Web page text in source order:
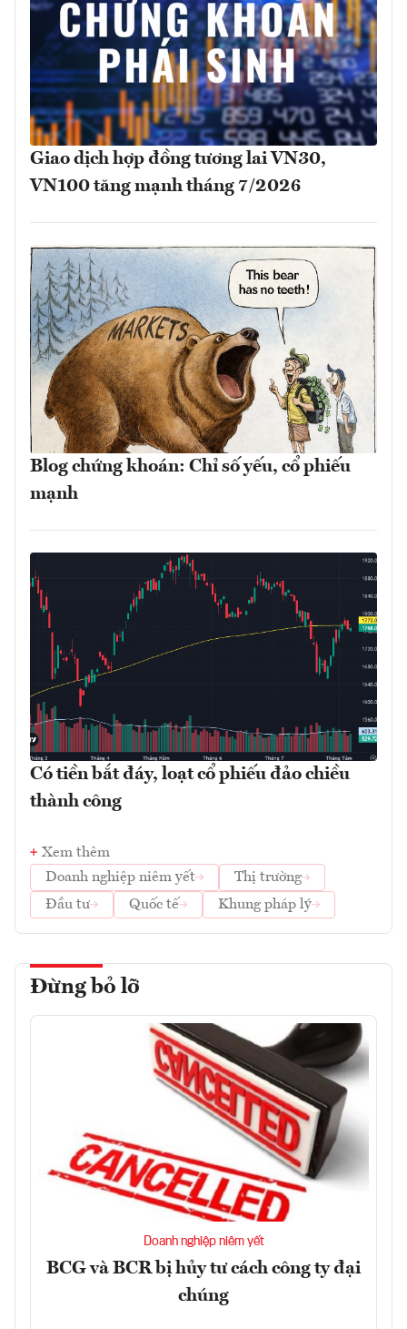
Giao dịch hợp đồng tương lai VN30,
VN100 tăng mạnh tháng 7/2026
Blog chứng khoán: Chỉ số yếu, cổ phiếu
mạnh
Có tiền bắt đáy, loạt cổ phiếu đảo chiều
thành công
Xem thêm
Doanh nghiệp niêm yết
Thị trường
Đầu tư
Quốc tế Khung pháp lý
Đừng bỏ lỡ
Doanh nghiệp niêm yết
BCG và BCR bị hủy tư cách công ty đại
chúng